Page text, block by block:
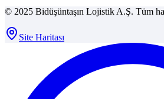
© 2025 Bidüşüntaşın Lojistik A.Ş. Tüm
Site Haritası